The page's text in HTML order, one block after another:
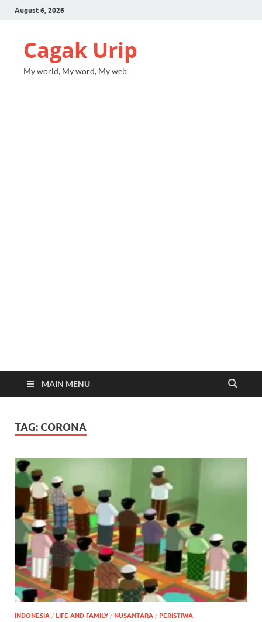
August 6, 2026
Cagak Urip
My world, My word, My web
MAIN MENU
TAG: CORONA
INDONESIA / LIFE AND FAMILY / NUSANTARA / PERISTIWA